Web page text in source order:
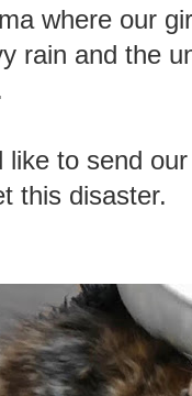
where our
rain and the
like to send
this disaster.